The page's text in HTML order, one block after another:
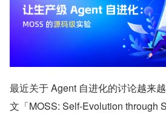
最近关于 Agent 自进化的讨论越来
文「MOSS: Self-Evolution through